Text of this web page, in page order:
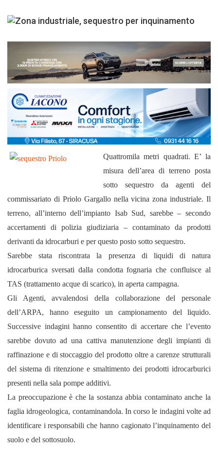
Quattromila metri quadrati. E’ la
misura dell’area di terreno posta
sotto sequestro da agenti del
commissariato di Priolo Gargallo nella vicina zona industriale. Il
terreno, all’interno dell’impianto Isab Sud, sarebbe – secondo
accertamenti di polizia giudiziaria – contaminato da prodotti
derivanti da idrocarburi e per questo posto sotto sequestro.
Sarebbe stata riscontrata la presenza di liquidi di natura
idrocarburica sversati dalla condotta fognaria che confluisce al
TAS (trattamento acque di scarico), in aperta campagna.
Gli Agenti, avvalendosi della collaborazione del personale
dell’ARPA, hanno eseguito un campionamento del liquido.
Successive indagini hanno consentito di accertare che l’evento
sarebbe dovuto ad una cattiva manutenzione degli impianti di
raffinazione e di stoccaggio del prodotto oltre a carenze strutturali
del sistema di ritenzione e smaltimento dei prodotti idrocarburici
presenti nella sala pompe additivi.
La preoccupazione è che la sostanza abbia contaminato anche la
faglia idrogeologica, contaminandola. In corso le indagini volte ad
identificare i responsabili che hanno cagionato l’inquinamento del
suolo e del sottosuolo.